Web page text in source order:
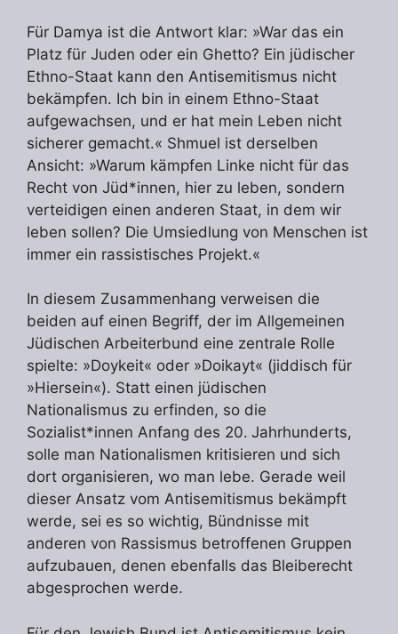
Für Damya ist die Antwort klar: »War das ein
Platz für Juden oder ein Ghetto? Ein jüdischer
Ethno-Staat kann den Antisemitismus nicht
bekämpfen. Ich bin in einem Ethno-Staat
aufgewachsen, und er hat mein Leben nicht
sicherer gemacht.« Shmuel ist derselben
Ansicht: »Warum kämpfen Linke nicht für das
Recht von Jüd*innen, hier zu leben, sondern
verteidigen einen anderen Staat, in dem wir
leben sollen? Die Umsiedlung von Menschen ist
immer ein rassistisches Projekt.«
In diesem Zusammenhang verweisen die
beiden auf einen Begriff, der im Allgemeinen
Jüdischen Arbeiterbund eine zentrale Rolle
spielte: »Doykeit« oder »Doikayt« (jiddisch für
»Hiersein«). Statt einen jüdischen
Nationalismus zu erfinden, so die
Sozialist*innen Anfang des 20. Jahrhunderts,
solle man Nationalismen kritisieren und sich
dort organisieren, wo man lebe. Gerade weil
dieser Ansatz vom Antisemitismus bekämpft
werde, sei es so wichtig, Bündnisse mit
anderen von Rassismus betroffenen Gruppen
aufzubauen, denen ebenfalls das Bleiberecht
abgesprochen werde.